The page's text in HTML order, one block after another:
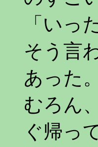
「いっ
そう言
あった。
むろん
ぐ帰っ